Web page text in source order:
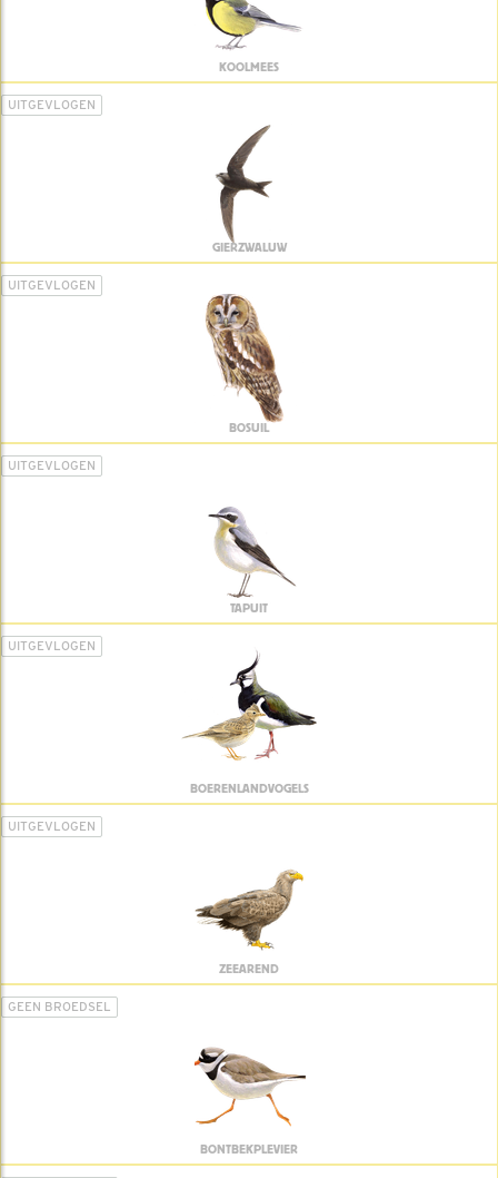
KOOLMEES
UITGEVLOGEN
GIERZWALUW
UITGEVLOGEN
BOSUIL
UITGEVLOGEN
TAPUIT
UITGEVLOGEN
BOERENLANDVOGELS
UITGEVLOGEN
ZEEAREND
GEEN BROEDSEL
BONTBEKPLEVIER